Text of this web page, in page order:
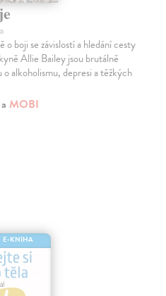
boji se závislostí a hledání cesty
Allie Bailey jsou brutálně
alkoholismu, depresi a těžkých
a MOBI
E-KNIHA